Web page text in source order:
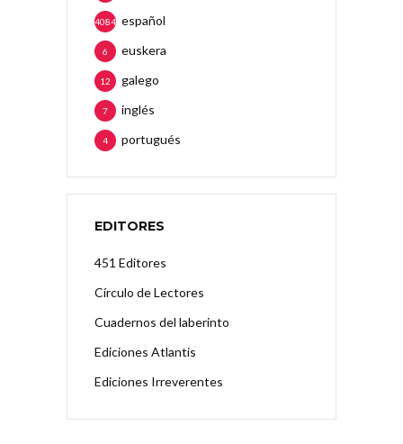
español
4084
euskera
6
galego
12
inglés
7
portugués
4
EDITORES
451 Editores
Círculo de Lectores
Cuadernos del laberinto
Ediciones Atlantis
Ediciones Irreverentes